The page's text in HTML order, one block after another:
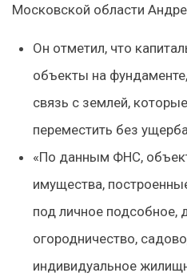
Московской области
Он отметил, что
объекты на
связь с землей,
переместить без
«По данным ФНС,
имущества,
под личное подсобное,
огородничество,
индивидуальное